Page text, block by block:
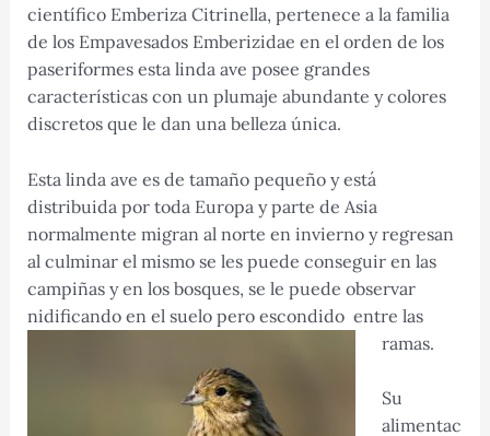
científico Emberiza Citrinella, pertenece a la familia
de los Empavesados Emberizidae en el orden de los
paseriformes esta linda ave posee grandes
características con un plumaje abundante y colores
discretos que le dan una belleza única.
Esta linda ave es de tamaño pequeño y está
distribuida por toda Europa y parte de Asia
normalmente migran al norte en invierno y regresan
al culminar el mismo se les puede conseguir en las
campiñas y en los bosques, se le puede observar
nidificando en el suelo pero escondido entre las
ramas.
Su
alimentac